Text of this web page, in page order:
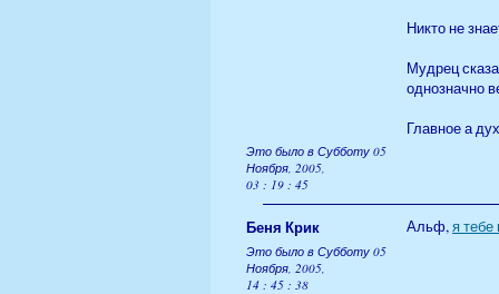
Никто не
Мудрец
однозначно
Главное а
Это было в Субботу 05
Ноября, 2005,
03 : 19 : 45
Беня Крик Альф, я
Это было в Субботу 05
Ноября, 2005,
14 : 45 : 38